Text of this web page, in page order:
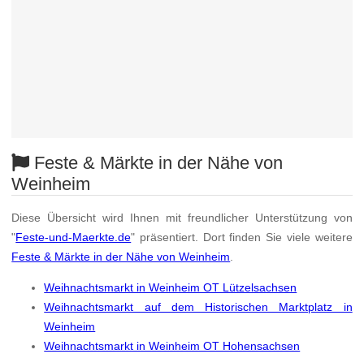
Feste & Märkte in der Nähe von
Weinheim
Diese Übersicht wird Ihnen mit freundlicher Unterstützung von
"Feste-und-Maerkte.de" präsentiert. Dort finden Sie viele weitere
Feste & Märkte in der Nähe von Weinheim
Weihnachtsmarkt in Weinheim OT Lützelsachsen
Weihnachtsmarkt auf dem Historischen Marktplatz in
Weinheim
Weihnachtsmarkt in Weinheim OT Hohensachsen